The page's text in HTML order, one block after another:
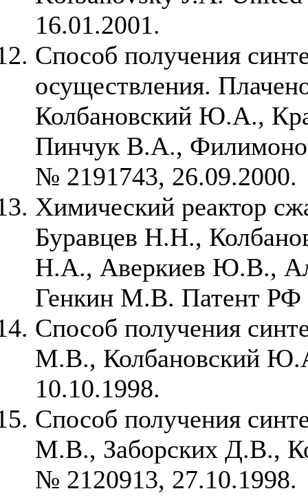
16.01.2001.
Способ получения
осуществления.
Колбановский Ю.А.,
Пинчук В.А.,
№ 2191743, 26.09.2000.
Химический реактор
Буравцев Н.Н.,
Н.А., Аверкиев Ю.В.,
Генкин М.В. Патент РФ
Способ получения
М.В., Колбановский
10.10.1998.
Способ получения
М.В., Заборских Д.В.,
№ 2120913, 27.10.1998.